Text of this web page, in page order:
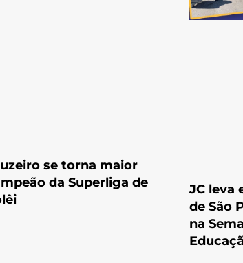
se torna maior
da Superliga de
JC leva
de São
na